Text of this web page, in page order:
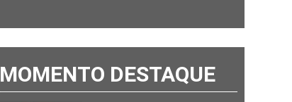
MOMENTO DESTAQUE